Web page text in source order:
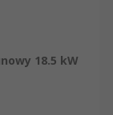
18.5 kW